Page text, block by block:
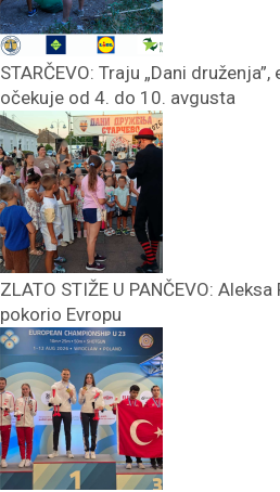
STARČEVO: Traju „Dani
očekuje od 4. do 10. avgusta
ZLATO STIŽE U PANČEVO:
pokorio Evropu